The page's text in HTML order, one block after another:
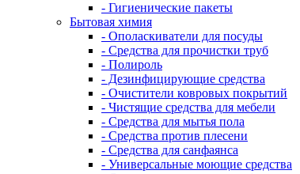
- Гигиенические пакеты
Бытовая химия
- Ополаскиватели для посуды
- Средства для прочистки труб
- Полироль
- Дезинфицирующие средства
- Очистители ковровых покрытий
- Чистящие средства для мебели
- Средства для мытья пола
- Средства против плесени
- Средства для санфаянса
- Универсальные моющие средства